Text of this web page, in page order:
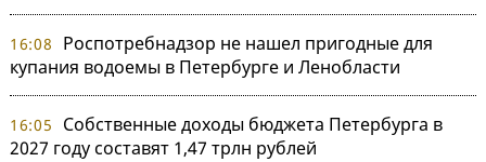
16:08
Роспотребнадзор не нашел пригодные для
купания водоемы в Петербурге и Ленобласти
16:05
Собственные доходы бюджета Петербурга в
2027 году составят 1,47 трлн рублей